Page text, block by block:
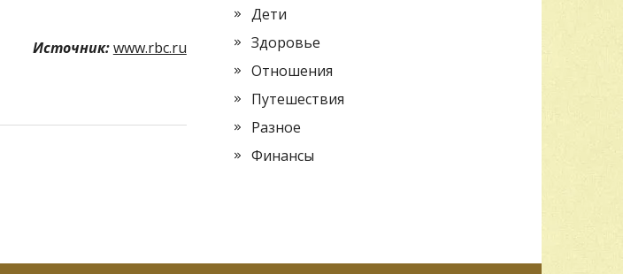
Источник:www.rbc.ru
Дети
Здоровье
Отношения
Путешествия
Разное
Финансы